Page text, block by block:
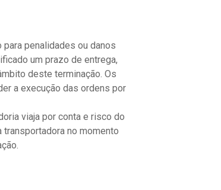
penalidades ou danos
um prazo de entrega,
deste terminação. Os
a execução das ordens por
viaja por conta e risco do
no momento